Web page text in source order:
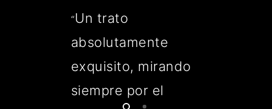
“Un trato
absolutamente
exquisito, mirando
siempre por el